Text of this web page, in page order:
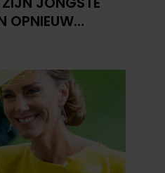
OPNIEUW